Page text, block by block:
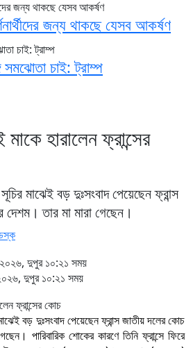
হারালেন ফ্রান্সের
মাঝেই বড় দুঃসংবাদ পেয়েছেন ফ্রান্স
দেশম। তার মা মারা গেছেন।
দুপুর ১০:২১ সময়
দুপুর ১০:২১ সময়
বড় দুঃসংবাদ পেয়েছেন ফ্রান্স জাতীয় দলের কোচ
পারিবারিক শোকের কারণে তিনি ফ্রান্সে ফিরে
জন্য থাকছে যেসব আকর্ষণ
সমঝোতা চাই: ট্রাম্প